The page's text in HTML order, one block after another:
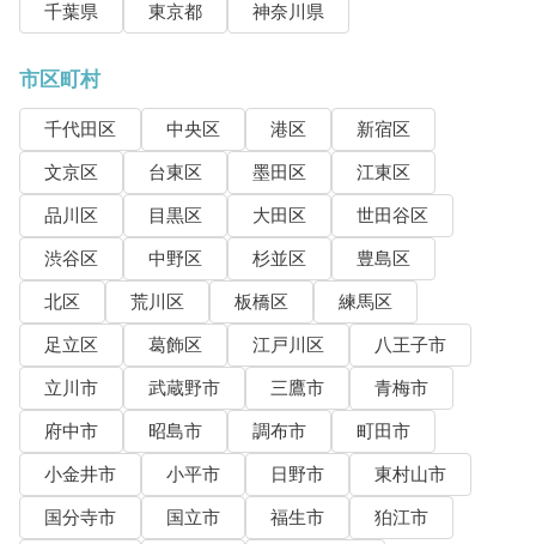
千葉県
東京都 神奈川県
市区町村
千代田区 中央区 港区
新宿区
文京区
台東区 墨田区
江東区
品川区
目黒区 大田区
世田谷区
渋谷区
中野区 杉並区
豊島区
北区
荒川区 板橋区
練馬区
足立区
葛飾区 江戸川区
八王子市
立川市
武蔵野市 三鷹市
青梅市
府中市
昭島市 調布市
町田市
小金井市
小平市 日野市
東村山市
国分寺市
国立市 福生市
狛江市